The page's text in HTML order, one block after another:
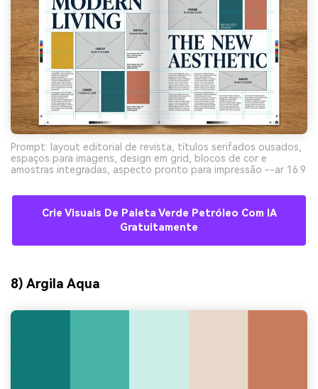
Prompt: layout editorial de revista, títulos serifados ousados,
espaços para imagens, design em grid, blocos de cor e
amostras integradas, aspecto pronto para impressão --ar 16:9
Crie Visuais De Paleta Verde Petróleo Com IA
Gratuitamente
8) Argila Aqua